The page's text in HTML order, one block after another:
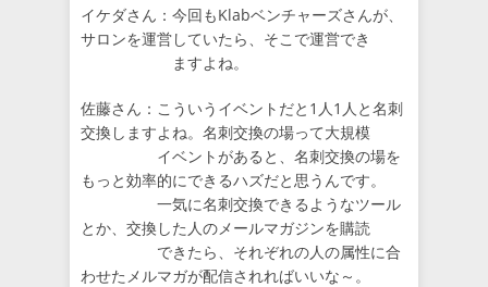
イケダさん：今回もKlabベンチャーズさんが、
サロンを運営していたら、そこで運営でき
ますよね。
佐藤さん：こういうイベントだと1人1人と名刺
交換しますよね。名刺交換の場って大規模
イベントがあると、名刺交換の場を
もっと効率的にできるハズだと思うんです。
一気に名刺交換できるようなツール
とか、交換した人のメールマガジンを購読
できたら、それぞれの人の属性に合
わせたメルマガが配信されればいいな～。